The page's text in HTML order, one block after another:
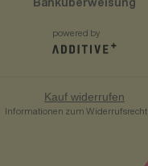
powered by
Kauf widerrufen
Informationen zum Widerrufsrecht